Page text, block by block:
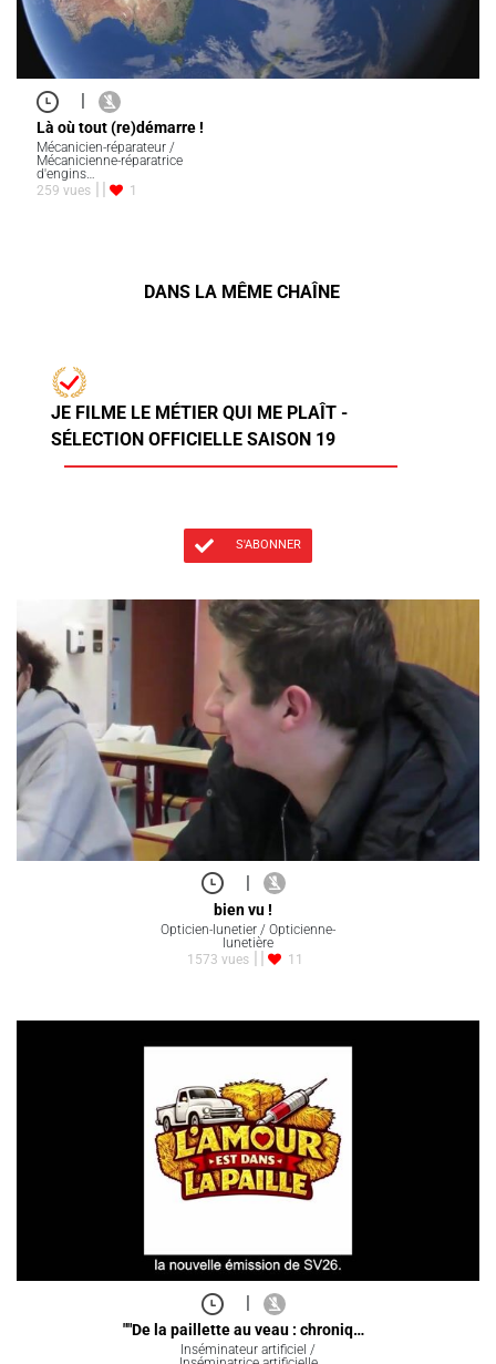
|
Là où tout (re)démarre !
Mécanicien-réparateur /
Mécanicienne-réparatrice
d'engins…
259 vues
1
DANS LA MÊME CHAÎNE
JE FILME LE MÉTIER QUI ME PLAÎT -
SÉLECTION OFFICIELLE SAISON 19
S'ABONNER
|
bien vu !
Opticien-lunetier / Opticienne-
lunetière
1573 vues
11
|
""De la paillette au veau : chroniq…
Inséminateur artificiel /